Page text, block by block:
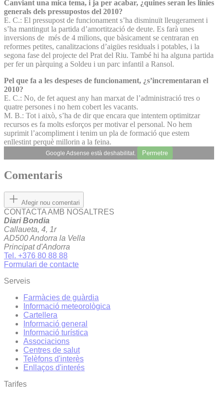
Canviant una mica tema, i ja per acabar, ¿quines seran les línies
generals dels pressupostos del 2010?
E. C.: El pressupost de funcionament s’ha disminuït lleugerament i
s’ha mantingut la partida d’amortització de deute. Es farà unes
inversions de més de 4 milions, que bàsicament se centraran en
reformes petites, canalitzacions d’aigües residuals i potables, i la
segona fase del projecte del Prat del Riu. També hi ha alguna partida
per fer un pàrquing a Soldeu i un parc infantil a Ransol.
Pel que fa a les despeses de funcionament, ¿s’incrementaran el
2010?
E. C.: No, de fet aquest any han marxat de l’administració tres o
quatre persones i no hem cobert les vacants.
M. B.: Tot i això, s’ha de dir que encara que intentem optimitzar
recursos es fa molts esforços per motivar el personal. No hem
suprimit l’acompliment i tenim un pla de formació que estem
enllestint perquè millorin a la feina.
Google Adsense està deshabilitat. Permetre
Comentaris
Afegir nou comentari
CONTACTA AMB NOSALTRES
Diari Bondia
Callaueta, 4, 1r
AD500 Andorra la Vella
Principat d'Andorra
Tel. +376 80 88 88
Formulari de contacte
Serveis
Farmàcies de guàrdia
Informació meteorològica
Cartellera
Informació general
Informació turística
Associacions
Centres de salut
Telèfons d'interès
Enllaços d'interés
Tarifes